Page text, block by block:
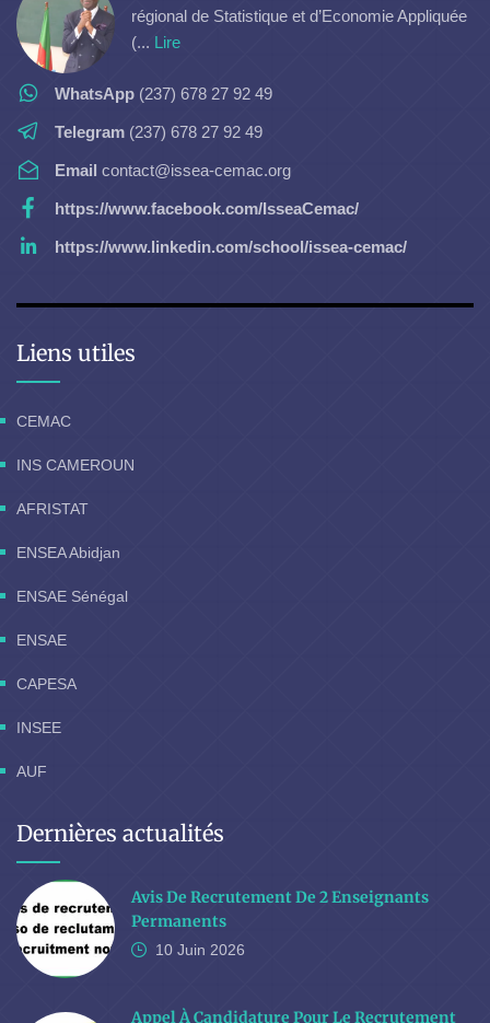
régional de Statistique et d’Economie Appliquée
(... Lire
WhatsApp (237) 678 27 92 49
Telegram (237) 678 27 92 49
Email contact@issea-cemac.org
https://www.facebook.com/IsseaCemac/
https://www.linkedin.com/school/issea-cemac/
Liens utiles
CEMAC
INS CAMEROUN
AFRISTAT
ENSEA Abidjan
ENSAE Sénégal
ENSAE
CAPESA
INSEE
AUF
Dernières actualités
Avis De Recrutement De 2 Enseignants
Permanents
10 Juin 2026
Appel À Candidature Pour Le Recrutement